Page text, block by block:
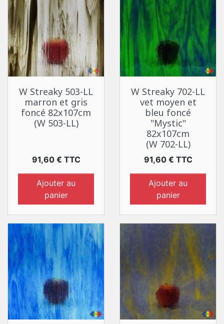
W Streaky 503-LL
marron et gris
foncé 82x107cm
(W 503-LL)
Prix
91,60 € TTC
Ajouter au
panier
W Streaky 702-LL
vet moyen et
bleu foncé
"Mystic"
82x107cm
(W 702-LL)
Prix
91,60 € TTC
Ajouter au
panier